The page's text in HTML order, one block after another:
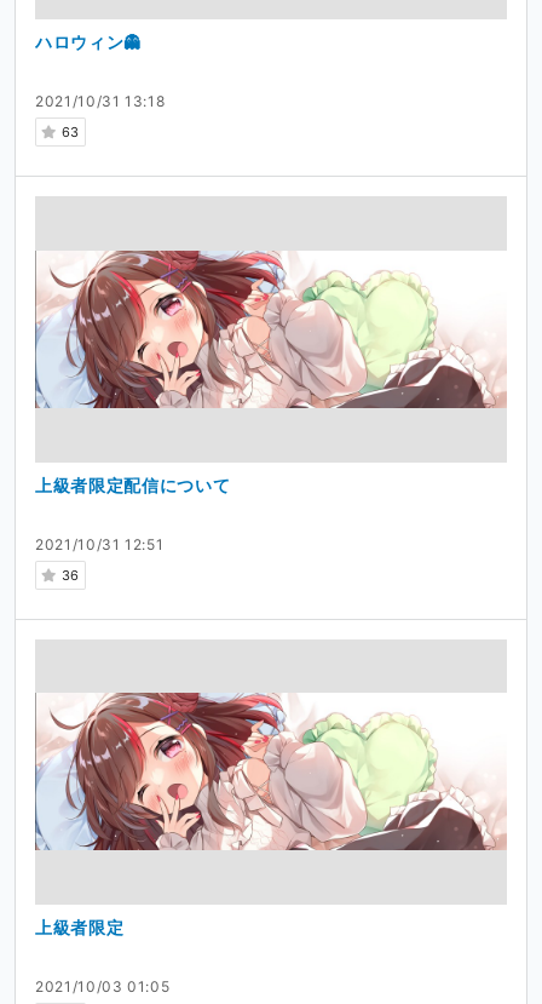
2021/10/31 13:18
63
ハロウィン👻
2021/10/31 12:51
36
上級者限定配信について
2021/10/03 01:05
上級者限定